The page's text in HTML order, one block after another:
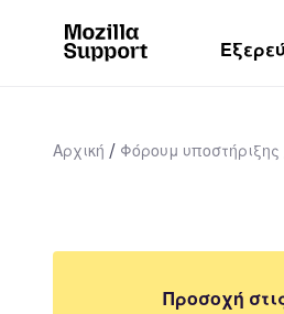
Αρχική Φόρουμ υποστήριξης
Προσοχή